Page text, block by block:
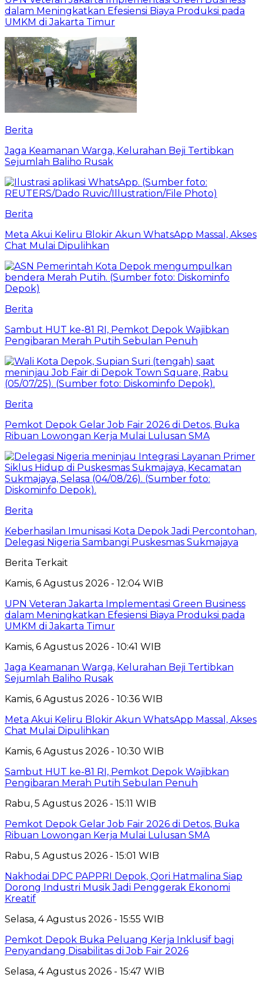
dalam Meningkatkan Efesiensi Biaya Produksi pada
UMKM di Jakarta Timur
Berita
Jaga Keamanan Warga, Kelurahan Beji Tertibkan
Sejumlah Baliho Rusak
Berita
Meta Akui Keliru Blokir Akun WhatsApp Massal, Akses
Chat Mulai Dipulihkan
Berita
Sambut HUT ke-81 RI, Pemkot Depok Wajibkan
Pengibaran Merah Putih Sebulan Penuh
Berita
Pemkot Depok Gelar Job Fair 2026 di Detos, Buka
Ribuan Lowongan Kerja Mulai Lulusan SMA
Berita
Keberhasilan Imunisasi Kota Depok Jadi Percontohan,
Delegasi Nigeria Sambangi Puskesmas Sukmajaya
Berita Terkait
Kamis, 6 Agustus 2026 - 12:04 WIB
UPN Veteran Jakarta Implementasi Green Business
dalam Meningkatkan Efesiensi Biaya Produksi pada
UMKM di Jakarta Timur
Kamis, 6 Agustus 2026 - 10:41 WIB
Jaga Keamanan Warga, Kelurahan Beji Tertibkan
Sejumlah Baliho Rusak
Kamis, 6 Agustus 2026 - 10:36 WIB
Meta Akui Keliru Blokir Akun WhatsApp Massal, Akses
Chat Mulai Dipulihkan
Kamis, 6 Agustus 2026 - 10:30 WIB
Sambut HUT ke-81 RI, Pemkot Depok Wajibkan
Pengibaran Merah Putih Sebulan Penuh
Rabu, 5 Agustus 2026 - 15:11 WIB
Pemkot Depok Gelar Job Fair 2026 di Detos, Buka
Ribuan Lowongan Kerja Mulai Lulusan SMA
Rabu, 5 Agustus 2026 - 15:01 WIB
Nakhodai DPC PAPPRI Depok, Qori Hatmalina Siap
Dorong Industri Musik Jadi Penggerak Ekonomi
Kreatif
Selasa, 4 Agustus 2026 - 15:55 WIB
Pemkot Depok Buka Peluang Kerja Inklusif bagi
Penyandang Disabilitas di Job Fair 2026
Selasa, 4 Agustus 2026 - 15:47 WIB